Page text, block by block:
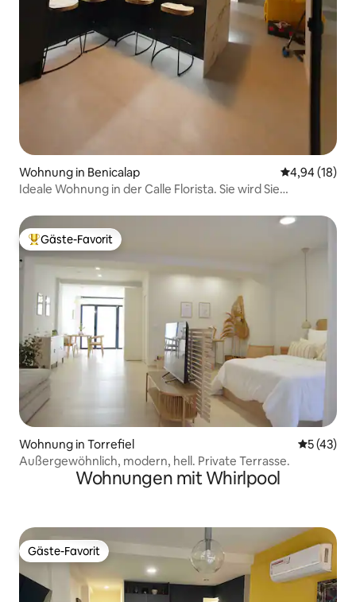
Wohnung in Benicalap
4,94 (18)
Ideale Wohnung in der Calle Florista. Sie wird Sie
Beliebter Gäste-Favorit.
Gäste-Favorit
Wohnung in Torrefiel
5 (43)
Außergewöhnlich, modern, hell. Private Terrasse.
Wohnungen mit Whirlpool
Gäste-Favorit
Gäste-Favorit